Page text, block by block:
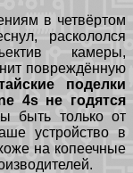
в четвёртом
раскололся
камеры,
повреждённую
поделки
4s не годятся
быть только от
устройство в
на копеечные